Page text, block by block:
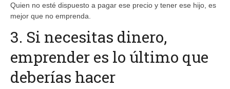
Quien no esté dispuesto a pagar ese precio y tener ese hijo, es
mejor que no emprenda.
3. Si necesitas dinero,
emprender es lo último que
deberías hacer